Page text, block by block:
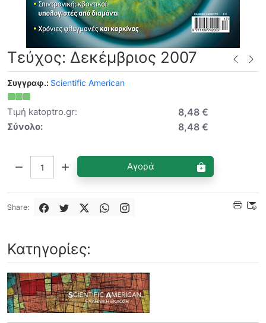
Τεύχος: Δεκέμβριος 2007
Συγγραφ.: Scientific American
Τιμή katoptro.gr: 8,48 €
Σύνολο: 8,48 €
Αγορά
Share:
Κατηγορίες: